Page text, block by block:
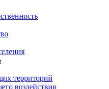
территорий
воздействия